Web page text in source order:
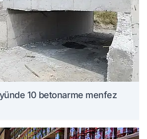
10 betonarme menfez